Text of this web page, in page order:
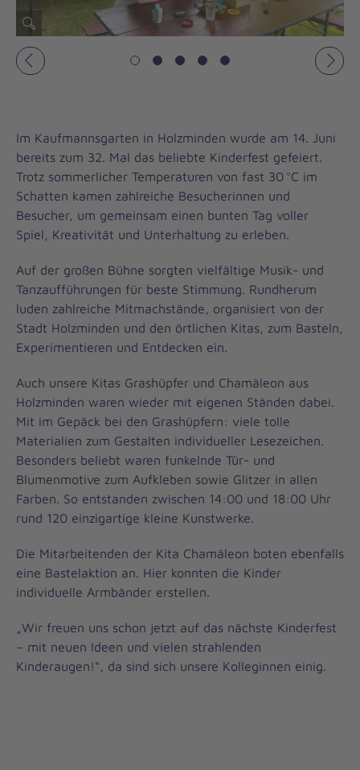
Vorheriges
Im Kaufmannsgarten in Holzminden wurde am 14. Juni
bereits zum 32. Mal das beliebte Kinderfest gefeiert.
Trotz sommerlicher Temperaturen von fast 30 °C im
Schatten kamen zahlreiche Besucherinnen und
Besucher, um gemeinsam einen bunten Tag voller
Spiel, Kreativität und Unterhaltung zu erleben.
Auf der großen Bühne sorgten vielfältige Musik- und
Tanzaufführungen für beste Stimmung. Rundherum
luden zahlreiche Mitmachstände, organisiert von der
Stadt Holzminden und den örtlichen Kitas, zum Basteln,
Experimentieren und Entdecken ein.
Auch unsere Kitas Grashüpfer und Chamäleon aus
Holzminden waren wieder mit eigenen Ständen dabei.
Mit im Gepäck bei den Grashüpfern: viele tolle
Materialien zum Gestalten individueller Lesezeichen.
Besonders beliebt waren funkelnde Tür- und
Blumenmotive zum Aufkleben sowie Glitzer in allen
Farben. So entstanden zwischen 14:00 und 18:00 Uhr
rund 120 einzigartige kleine Kunstwerke.
Die Mitarbeitenden der Kita Chamäleon boten ebenfalls
eine Bastelaktion an. Hier konnten die Kinder
individuelle Armbänder erstellen.
„Wir freuen uns schon jetzt auf das nächste Kinderfest
– mit neuen Ideen und vielen strahlenden
Kinderaugen!“, da sind sich unsere Kolleginnen einig.